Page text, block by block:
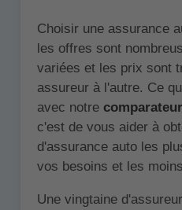
Choisir une assurance
les offres sont
variées et les prix sont
assureur à l'autre. Ce
avec notre
c'est de vous aider à
d'assurance auto les
vos besoins et les
Une vingtaine